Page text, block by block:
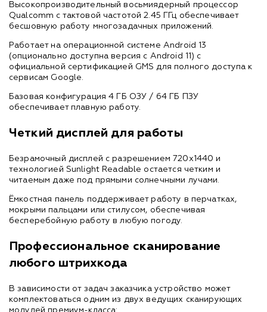
Высокопроизводительный восьмиядерный процессор
Qualcomm с тактовой частотой 2.45 ГГц обеспечивает
бесшовную работу многозадачных приложений.
Работает на операционной системе Android 13
(опционально доступна версия с Android 11) с
официальной сертификацией GMS для полного доступа к
сервисам Google.
Базовая конфигурация 4 ГБ ОЗУ / 64 ГБ ПЗУ
обеспечивает плавную работу.
Четкий дисплей для работы
Безрамочный дисплей с разрешением 720x1440 и
технологией Sunlight Readable остается четким и
читаемым даже под прямыми солнечными лучами.
Ёмкостная панель поддерживает работу в перчатках,
мокрыми пальцами или стилусом, обеспечивая
бесперебойную работу в любую погоду.
Профессиональное сканирование
любого штрихкода
В зависимости от задач заказчика устройство может
комплектоваться одним из двух ведущих сканирующих
модулей премиум-класса: